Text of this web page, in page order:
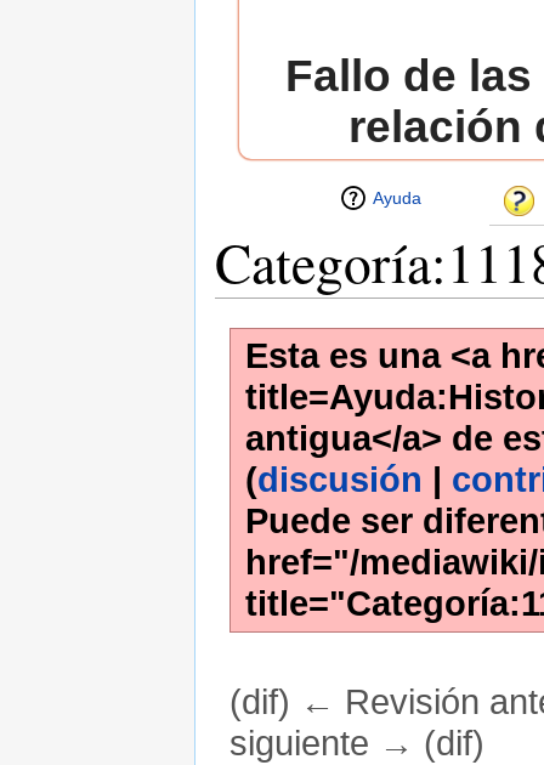
Fallo de
relación
Ayuda
Esta es una <a
antigua</a> de
(discusión
Puede ser
href="/
(dif) ← Revisión
siguiente → (dif)